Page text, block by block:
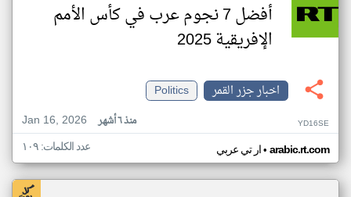
أفضل 7 نجوم عرب في كأس الأمم
الإفريقية 2025
اخبار جزر القمر
Politics
Jan 16, 2026
منذ ٦ أشهر YD16SE
ار تي عربي• arabic.rt.com عدد الكلمات: ١٠٩